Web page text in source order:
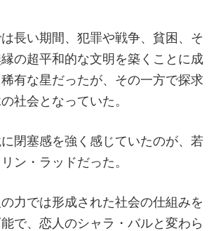
長い期間、犯罪や戦争、貧困、そ
の超平和的な文明を築くことに成
有な星だったが、その一方で探求
社会となっていた。
閉塞感を強く感じていたのが、若
ン・ラッドだった。
力では形成された社会の仕組みを
で、恋人のシャラ・バルと変わら